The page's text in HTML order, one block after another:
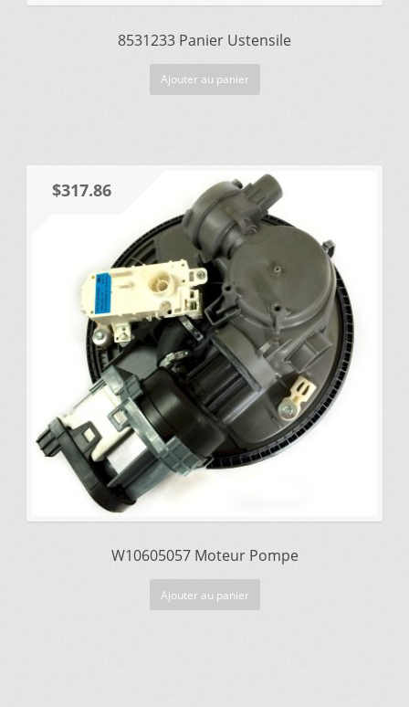
8531233 Panier Ustensile
Ajouter au panier
W10605057 Moteur Pompe
$317.86
Ajouter au panier